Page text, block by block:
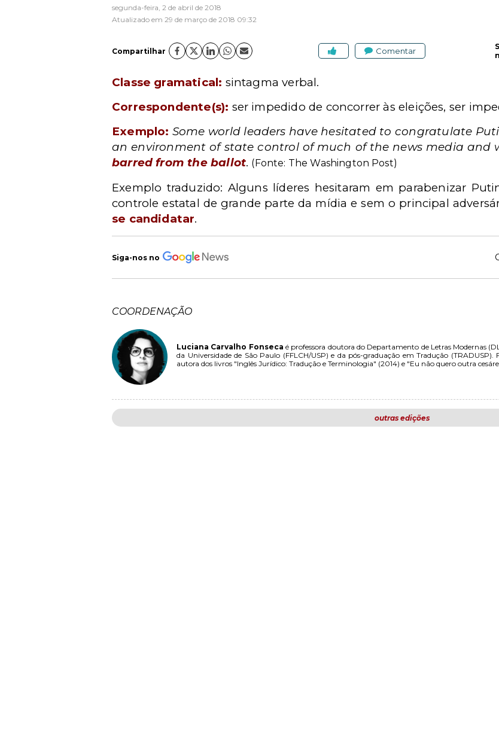
segunda-feira, 2 de abril de 2018
Atualizado em 29 de março de 2018 09:32
Compartilhar Comentar
Classe gramatical: sintagma verbal.
Correspondente(s): ser impedido de concorrer às eleições, ser
Exemplo: Some world leaders have hesitated to congratulate
an environment of state control of much of the news media and
barred from the ballot. (Fonte: The Washington Post)
Exemplo traduzido: Alguns líderes hesitaram em parabenizar
controle estatal de grande parte da mídia e sem o principal
se candidatar.
Siga-nos no
COORDENAÇÃO
Luciana Carvalho Fonseca é professora doutora do Departamento de Letras Modernas
da Universidade de São Paulo (FFLCH/USP) e da pós-graduação em Tradução
autora dos livros "Inglês Jurídico: Tradução e Terminologia" (2014) e "Eu não quero outra
outras edições